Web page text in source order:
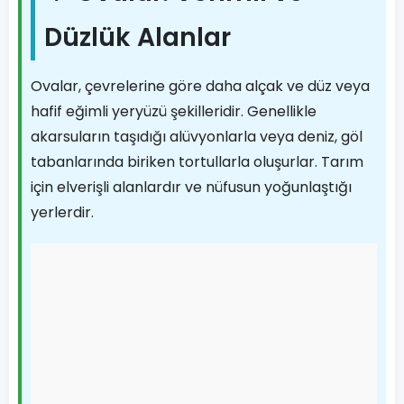
Düzlük Alanlar
Ovalar, çevrelerine göre daha alçak ve düz veya
hafif eğimli yeryüzü şekilleridir. Genellikle
akarsuların taşıdığı alüvyonlarla veya deniz, göl
tabanlarında biriken tortullarla oluşurlar. Tarım
için elverişli alanlardır ve nüfusun yoğunlaştığı
yerlerdir.